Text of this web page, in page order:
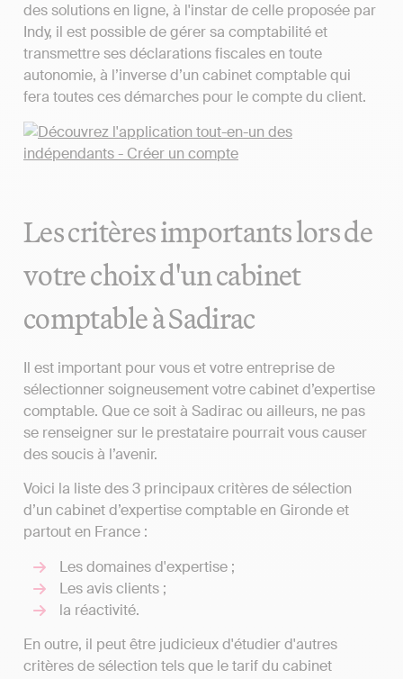
des solutions en ligne, à l'instar de celle proposée par
Indy, il est possible de gérer sa comptabilité et
transmettre ses déclarations fiscales en toute
autonomie, à l’inverse d’un cabinet comptable qui
fera toutes ces démarches pour le compte du client.
Les critères importants lors de
votre choix d'un cabinet
comptable à Sadirac
Il est important pour vous et votre entreprise de
sélectionner soigneusement votre cabinet d’expertise
comptable. Que ce soit à Sadirac ou ailleurs, ne pas
se renseigner sur le prestataire pourrait vous causer
des soucis à l’avenir.
Voici la liste des 3 principaux critères de sélection
d’un cabinet d’expertise comptable en Gironde et
partout en France :
Les domaines d'expertise ;
Les avis clients ;
la réactivité.
En outre, il peut être judicieux d'étudier d'autres
critères de sélection tels que le tarif du cabinet